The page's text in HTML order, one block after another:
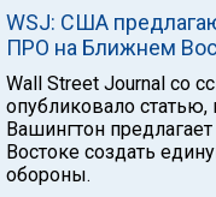
WSJ: США
ПРО на Ближнем
Wall Street Journal со
опубликовало статью,
Вашингтон
Востоке создать
обороны.